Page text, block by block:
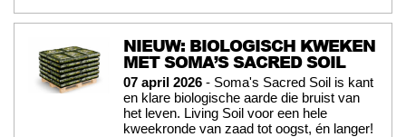
NIEUW: BIOLOGISCH KWEKEN
MET SOMA’S SACRED SOIL
07 april 2026 - Soma's Sacred Soil is kant
en klare biologische aarde die bruist van
het leven. Living Soil voor een hele
kweekronde van zaad tot oogst, én langer!